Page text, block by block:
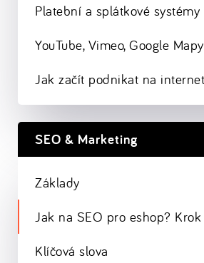
Platební a splátkové systémy
YouTube, Vimeo, Google Mapy
Jak začít podnikat na
SEO & Marketing
Základy
Jak na SEO pro eshop?
Klíčová slova